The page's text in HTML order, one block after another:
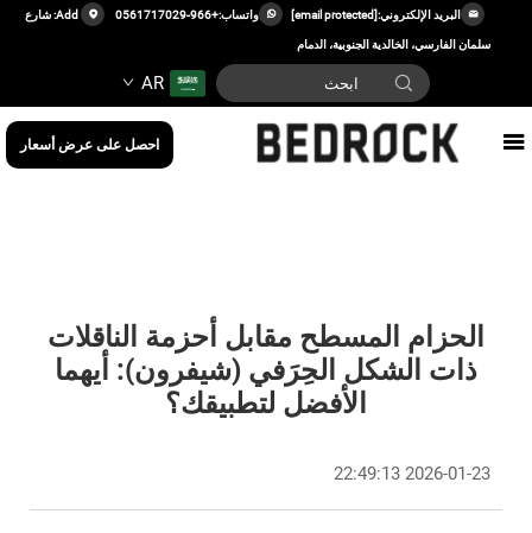
البريد الإلكتروني:[email protected] واتساب:+966-0561717029 Add: شارع
سلمان الفارسي، الخالدية الجنوبية، الدمام
AR
احصل على عرض أسعار
الحزام المسطح مقابل أحزمة الناقلات
ذات الشكل الحِرَفي (شيفرون): أيهما
الأفضل لتطبيقك؟
2026-01-23 22:49:13